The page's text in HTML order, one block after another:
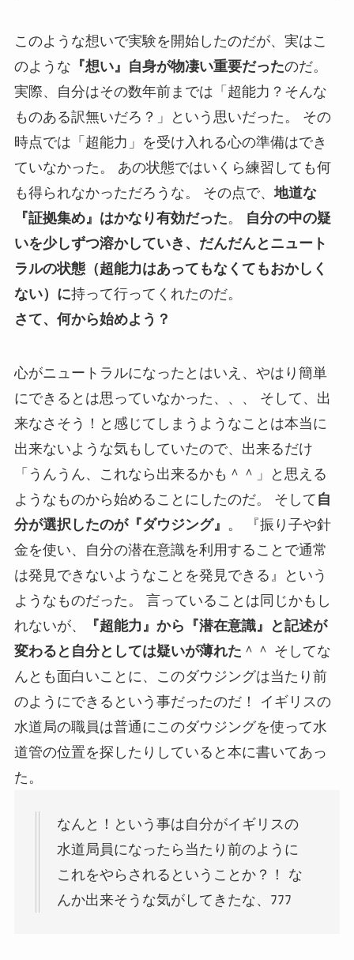
このような想いで実験を開始したのだが、実はこ
のような 『想い』自身が物凄い重要だったのだ。
実際、自分はその数年前までは「超能力？そんな
ものある訳無いだろ？」という思いだった。 その
時点では「超能力」を受け入れる心の準備はでき
ていなかった。 あの状態ではいくら練習しても何
も得られなかっただろうな。 その点で、地道な
『証拠集め』はかなり有効だった。
自分の中の疑
いを少しずつ溶かしていき、だんだんとニュート
ラルの状態（超能力はあってもなくてもおかしく
ない）に持って行ってくれたのだ。
さて、何から始めよう？
心がニュートラルになったとはいえ、やはり簡単
にできるとは思っていなかった、、、 そして、出
来なさそう！と感じてしまうようなことは本当に
出来ないような気もしていたので、出来るだけ
「うんうん、これなら出来るかも＾＾」と思える
ようなものから始めることにしたのだ。 そして 自
分が選択したのが『ダウジング』 。 『振り子や針
金を使い、自分の潜在意識を利用することで通常
は発見できないようなことを発見できる』という
ようなものだった。 言っていることは同じかもし
れないが、
『超能力』から『潜在意識』と記述が
変わると自分としては疑いが薄れた ＾＾ そしてな
んとも面白いことに、このダウジングは当たり前
のようにできるという事だったのだ！ イギリスの
水道局の職員は普通にこのダウジングを使って水
道管の位置を探したりしていると本に書いてあっ
た。
なんと！という事は自分がイギリスの
水道局員になったら当たり前のように
これをやらされるということか？！ な
んか出来そうな気がしてきたな、ﾌﾌﾌ